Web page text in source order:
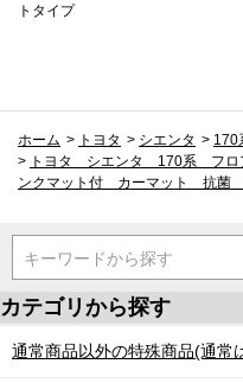
トタイプ
ホーム > トヨタ > シエンタ >
> トヨタ シエンタ 170系 フ
ンクマット付 カーマット 抗菌
キーワードから探す
カテゴリから探す
通常商品以外の特殊商品(通常